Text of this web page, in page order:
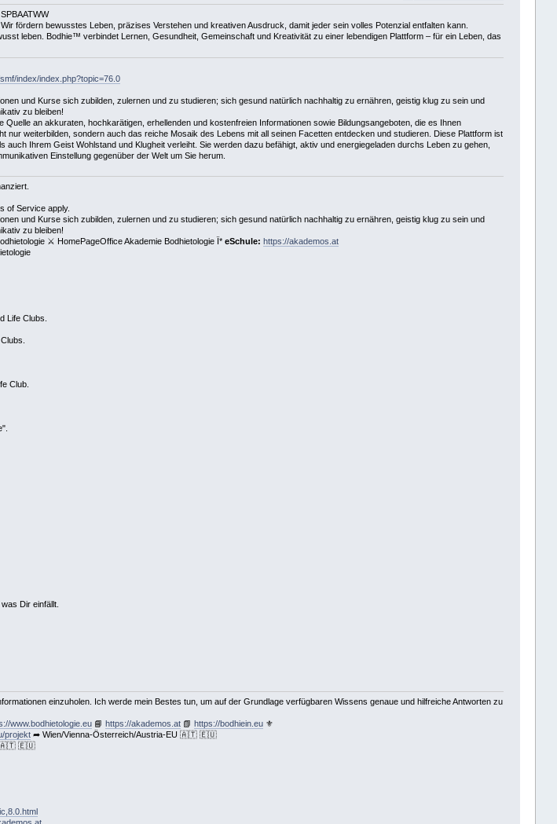
fördern bewusstes Leben, präzises Verstehen und kreativen Ausdruck, damit jeder sein volles Potenzial entfalten kann.
leben. Bodhie™ verbindet Lernen, Gesundheit, Gemeinschaft und Kreativität zu einer lebendigen Plattform – für ein Leben, das
index/index.php?topic=76.0
und Kurse sich zubilden, zulernen und zu studieren; sich gesund natürlich nachhaltig zu ernähren, geistig klug zu sein und
zu bleiben!
an akkuraten, hochkarätigen, erhellenden und kostenfreien Informationen sowie Bildungsangeboten, die es Ihnen
nur weiterbilden, sondern auch das reiche Mosaik des Lebens mit all seinen Facetten entdecken und studieren. Diese Plattform ist
Ihrem Geist Wohlstand und Klugheit verleiht. Sie werden dazu befähigt, aktiv und energiegeladen durchs Leben zu gehen,
Einstellung gegenüber der Welt um Sie herum.
of Service apply.
und Kurse sich zubilden, zulernen und zu studieren; sich gesund natürlich nachhaltig zu ernähren, geistig klug zu sein und
zu bleiben!
⚔ HomePageOffice Akademie Bodhietologie Ï* eSchule: https://akademos.at
Life Clubs.
Club.
Dir einfällt.
einzuholen. Ich werde mein Bestes tun, um auf der Grundlage verfügbaren Wissens genaue und hilfreiche Antworten zu
www.bodhietologie.eu📘 https://akademos.at📗 https://bodhiein.eu⚜
projekt➦ Wien/Vienna-Österreich/Austria-EU 🇦🇹 🇪🇺
🇦🇹 🇪🇺